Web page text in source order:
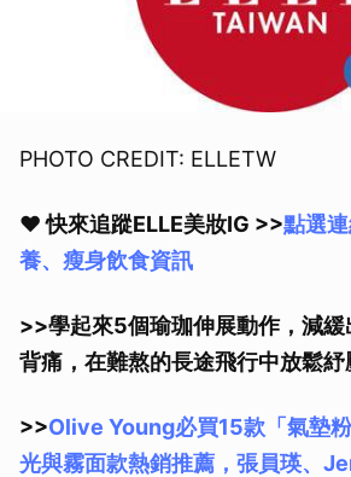
PHOTO CREDIT: ELLETW
♥️ 快來追蹤ELLE美妝IG >>點選
養、瘦身飲食資訊
>>學起來5個瑜珈伸展動作，減
背痛，在難熬的長途飛行中放鬆
>>Olive Young必買15款「氣墊
光與霧面款熱銷推薦，張員瑛、